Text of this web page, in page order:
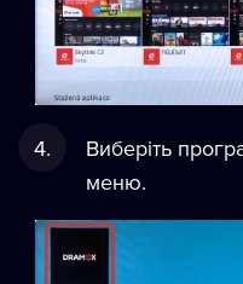
Виберіть
меню.